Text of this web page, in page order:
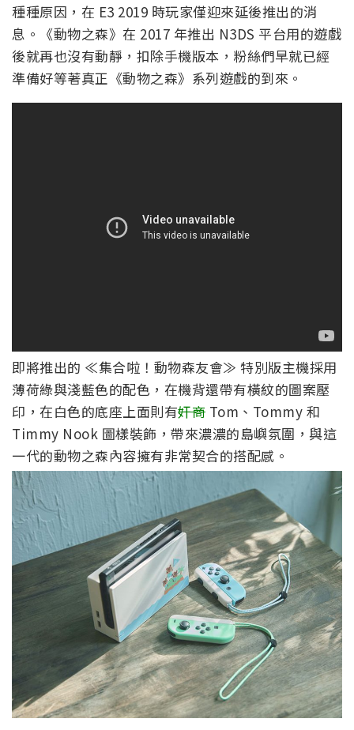
種種原因，在 E3 2019 時玩家僅迎來延後推出的消
息。《動物之森》在 2017 年推出 N3DS 平台用的遊戲
後就再也沒有動靜，扣除手機版本，粉絲們早就已經
準備好等著真正《動物之森》系列遊戲的到來。
即將推出的 ≪集合啦！動物森友會≫ 特別版主機採用
薄荷綠與淺藍色的配色，在機背還帶有橫紋的圖案壓
印，在白色的底座上面則有奸商 Tom、Tommy 和
Timmy Nook 圖樣裝飾，帶來濃濃的島嶼氛圍，與這
一代的動物之森內容擁有非常契合的搭配感。